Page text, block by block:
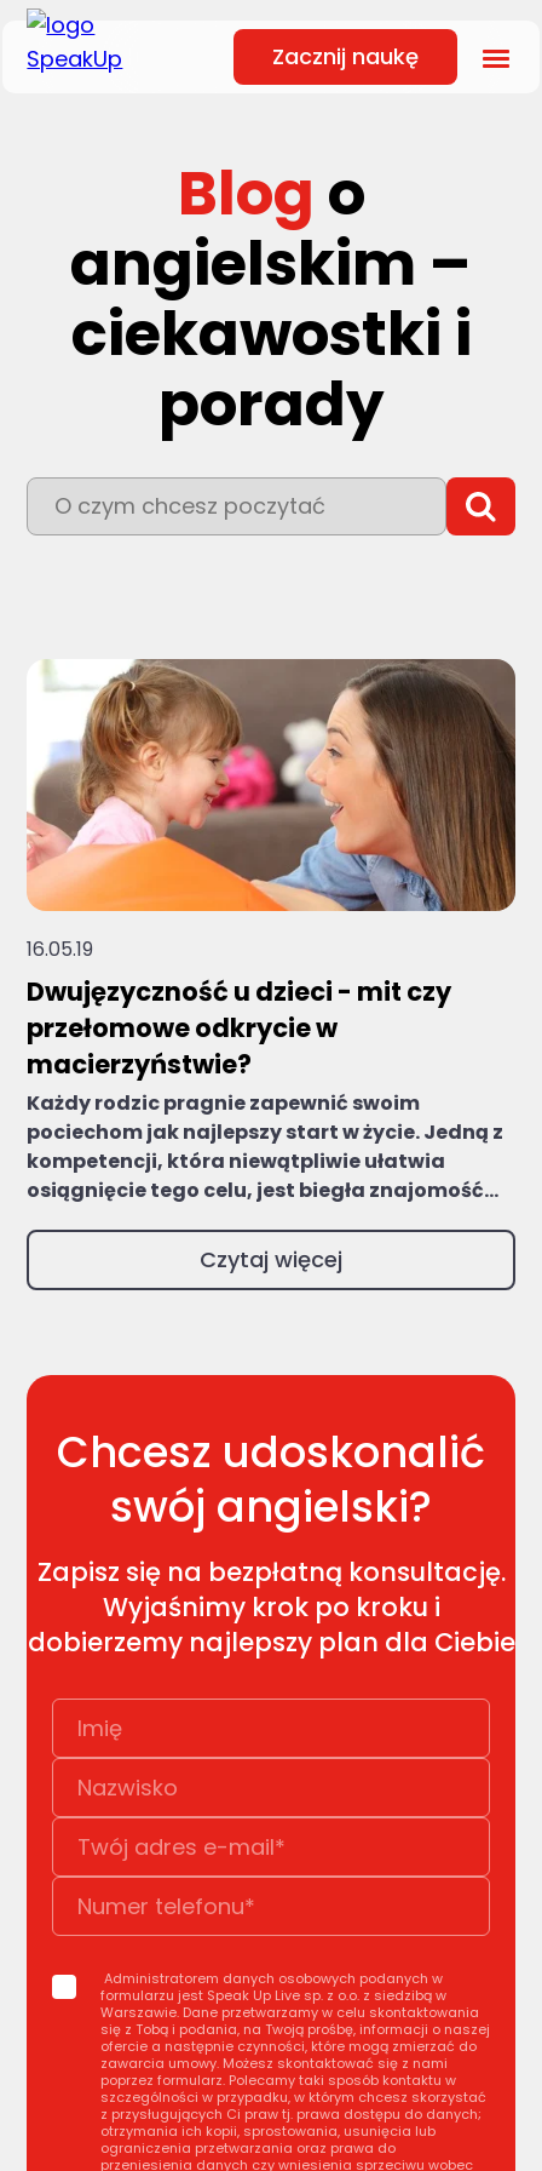
Zacznij naukę
Blog o
angielskim –
ciekawostki i
porady
To pole wyszukiwania z
16.05.19
Dwujęzyczność u dzieci - mit czy
przełomowe odkrycie w
macierzyństwie?
Każdy rodzic pragnie zapewnić swoim
pociechom jak najlepszy start w życie. Jedną z
kompetencji, która niewątpliwie ułatwia
osiągnięcie tego celu, jest biegła znajomość...
Czytaj więcej
Chcesz udoskonalić
swój angielski?
Zapisz się na bezpłatną konsultację.
Wyjaśnimy krok po kroku i
dobierzemy najlepszy plan dla Ciebie
Administratorem danych osobowych podanych w
formularzu jest Speak Up Live sp. z o.o. z siedzibą w
Warszawie. Dane przetwarzamy w celu skontaktowania
się z Tobą i podania, na Twoją prośbę, informacji o naszej
ofercie a następnie czynności, które mogą zmierzać do
zawarcia umowy. Możesz skontaktować się z nami
poprzez formularz. Polecamy taki sposób kontaktu w
szczególności w przypadku, w którym chcesz skorzystać
z przysługujących Ci praw tj. prawa dostępu do danych;
otrzymania ich kopii, sprostowania, usunięcia lub
ograniczenia przetwarzania oraz prawa do
przeniesienia danych czy wniesienia sprzeciwu wobec